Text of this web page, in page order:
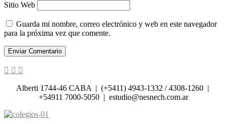
Sitio Web
Guarda mi nombre, correo electrónico y web en este navegador
para la próxima vez que comente.
Alberti 1744-46 CABA | (+5411) 4943-1332 / 4308-1260 |
+54911 7000-5050 | estudio@nesnech.com.ar